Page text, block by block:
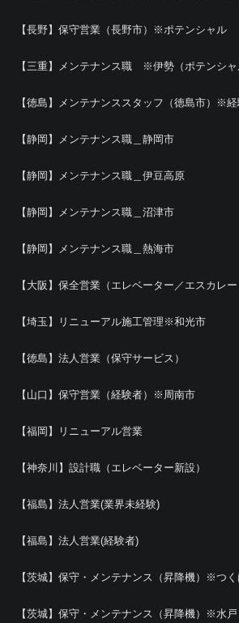
【長野】保守営業（長野市）※ポテンシャル
【三重】メンテナンス職 ※伊勢（ポテンシャ
【徳島】メンテナンススタッフ（徳島市）※
【静岡】メンテナンス職＿静岡市
【静岡】メンテナンス職＿伊豆高原
【静岡】メンテナンス職＿沼津市
【静岡】メンテナンス職＿熱海市
【大阪】保全営業（エレベーター／エスカレー
【埼玉】リニューアル施工管理※和光市
【徳島】法人営業（保守サービス）
【山口】保守営業（経験者）※周南市
【福岡】リニューアル営業
【神奈川】設計職（エレベーター新設）
【福島】法人営業(業界未経験)
【福島】法人営業(経験者)
【茨城】保守・メンテナンス（昇降機）※
【茨城】保守・メンテナンス（昇降機）※